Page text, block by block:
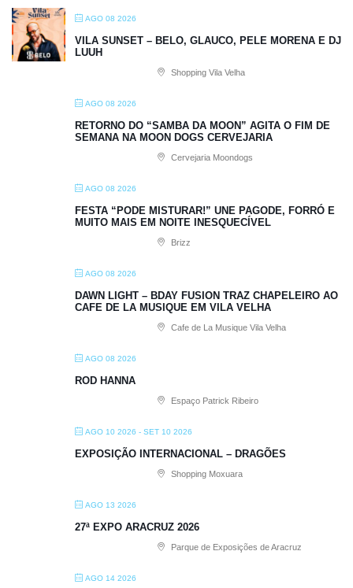
AGO 08 2026
VILA SUNSET – BELO, GLAUCO, PELE MORENA E DJ
LUUH
Shopping Vila Velha
AGO 08 2026
RETORNO DO “SAMBA DA MOON” AGITA O FIM DE
SEMANA NA MOON DOGS CERVEJARIA
Cervejaria Moondogs
AGO 08 2026
FESTA “PODE MISTURAR!” UNE PAGODE, FORRÓ E
MUITO MAIS EM NOITE INESQUECÍVEL
Brizz
AGO 08 2026
DAWN LIGHT – BDAY FUSION TRAZ CHAPELEIRO AO
CAFE DE LA MUSIQUE EM VILA VELHA
Cafe de La Musique Vila Velha
AGO 08 2026
ROD HANNA
Espaço Patrick Ribeiro
AGO 10 2026 - SET 10 2026
EXPOSIÇÃO INTERNACIONAL – DRAGÕES
Shopping Moxuara
AGO 13 2026
27ª EXPO ARACRUZ 2026
Parque de Exposições de Aracruz
AGO 14 2026